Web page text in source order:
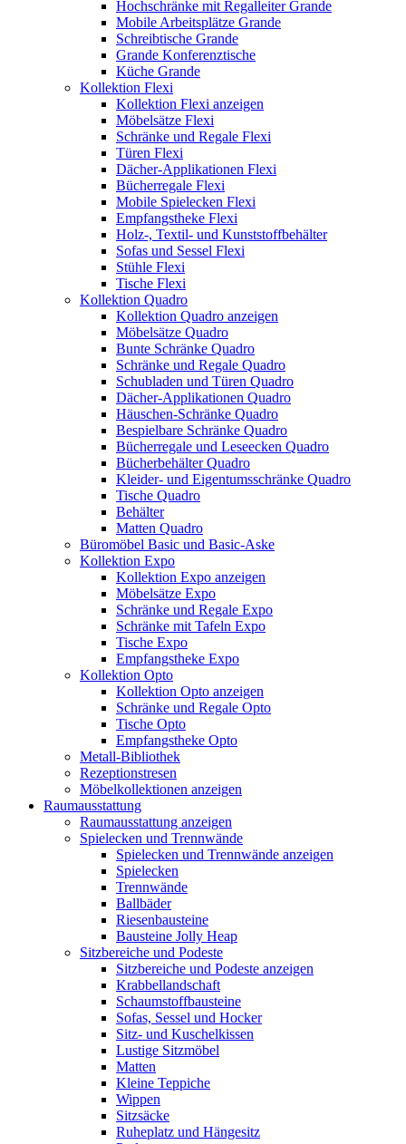
Hochschränke mit Regalleiter Grande
Mobile Arbeitsplätze Grande
Schreibtische Grande
Grande Konferenztische
Küche Grande
Kollektion Flexi
Kollektion Flexi anzeigen
Möbelsätze Flexi
Schränke und Regale Flexi
Türen Flexi
Dächer-Applikationen Flexi
Bücherregale Flexi
Mobile Spielecken Flexi
Empfangstheke Flexi
Holz-, Textil- und Kunststoffbehälter
Sofas und Sessel Flexi
Stühle Flexi
Tische Flexi
Kollektion Quadro
Kollektion Quadro anzeigen
Möbelsätze Quadro
Bunte Schränke Quadro
Schränke und Regale Quadro
Schubladen und Türen Quadro
Dächer-Applikationen Quadro
Häuschen-Schränke Quadro
Bespielbare Schränke Quadro
Bücherregale und Leseecken Quadro
Bücherbehälter Quadro
Kleider- und Eigentumsschränke Quadro
Tische Quadro
Behälter
Matten Quadro
Büromöbel Basic und Basic-Aske
Kollektion Expo
Kollektion Expo anzeigen
Möbelsätze Expo
Schränke und Regale Expo
Schränke mit Tafeln Expo
Tische Expo
Empfangstheke Expo
Kollektion Opto
Kollektion Opto anzeigen
Schränke und Regale Opto
Tische Opto
Empfangstheke Opto
Metall-Bibliothek
Rezeptionstresen
Möbelkollektionen anzeigen
Raumausstattung
Raumausstattung anzeigen
Spielecken und Trennwände
Spielecken und Trennwände anzeigen
Spielecken
Trennwände
Ballbäder
Riesenbausteine
Bausteine Jolly Heap
Sitzbereiche und Podeste
Sitzbereiche und Podeste anzeigen
Krabbellandschaft
Schaumstoffbausteine
Sofas, Sessel und Hocker
Sitz- und Kuschelkissen
Lustige Sitzmöbel
Matten
Kleine Teppiche
Wippen
Sitzsäcke
Ruheplatz und Hängesitz